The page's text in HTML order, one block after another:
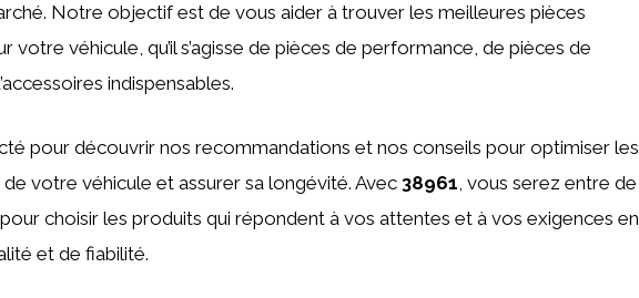
Notre objectif est de vous aider à trouver les meilleures pièces
votre véhicule, qu’il s’agisse de pièces de performance, de pièces de
indispensables.
pour découvrir nos recommandations et nos conseils pour optimiser les
votre véhicule et assurer sa longévité. Avec 38961 , vous serez entre de
choisir les produits qui répondent à vos attentes et à vos exigences en
et de fiabilité.